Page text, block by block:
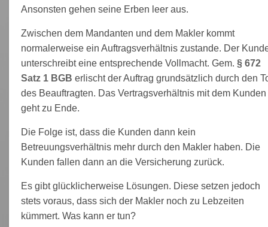
Ansonsten gehen seine Erben leer aus.
Zwischen dem Mandanten und dem Makler kommt
normalerweise ein Auftragsverhältnis zustande. Der
unterschreibt eine entsprechende Vollmacht. Gem. § 672
Satz 1 BGB erlischt der Auftrag grundsätzlich durch den
des Beauftragten. Das Vertragsverhältnis mit dem Kunden
geht zu Ende.
Die Folge ist, dass die Kunden dann kein
Betreuungsverhältnis mehr durch den Makler haben. Die
Kunden fallen dann an die Versicherung zurück.
Es gibt glücklicherweise Lösungen. Diese setzen jedoch
stets voraus, dass sich der Makler noch zu Lebzeiten
kümmert. Was kann er tun?